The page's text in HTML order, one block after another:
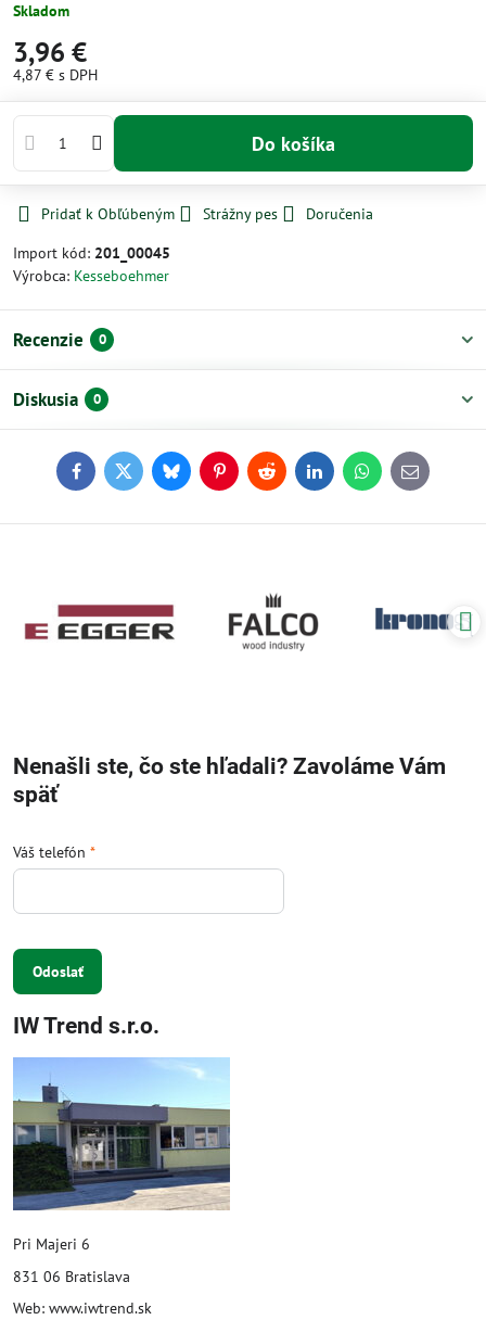
Skladom
3,96 €
4,87 € s DPH
Do košíka
Pridať k Obľúbeným Strážny pes
Doručenia
Import kód: 201_00045
Výrobca: Kesseboehmer
Recenzie 0
Diskusia 0
FacebookTwitterBlueskyPinterestReddit LinkedInWhatsApp
E-
mail
Nenašli ste, čo ste hľadali? Zavoláme Vám
späť
Váš telefón *
Odoslať
IW Trend s.r.o.
Pri Majeri 6
831 06 Bratislava
Web: www.iwtrend.sk